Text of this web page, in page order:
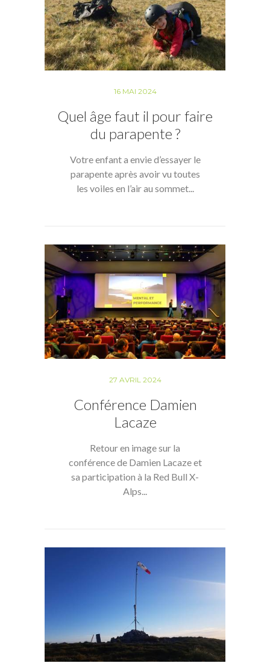
16 MAI 2024
Quel âge faut il pour faire
du parapente ?
Votre enfant a envie d’essayer le
parapente après avoir vu toutes
les voiles en l’air au sommet...
27 AVRIL 2024
Conférence Damien
Lacaze
Retour en image sur la
conférence de Damien Lacaze et
sa participation à la Red Bull X-
Alps...